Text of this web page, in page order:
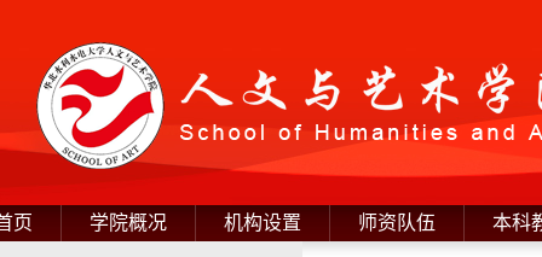
页 学院概况 机构设置 师资队伍 本科